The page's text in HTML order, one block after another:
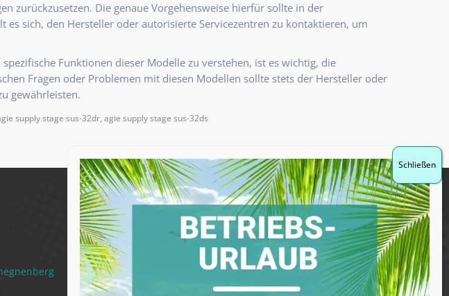
zurückzusetzen. Die genaue Vorgehensweise hierfür sollte in der
es sich, den Hersteller oder autorisierte Servicezentren zu kontaktieren, um
Funktionen dieser Modelle zu verstehen, ist es wichtig, die
Fragen oder Problemen mit diesen Modellen sollte stets der Hersteller oder
gewährleisten.
supply stage sus-32dr, agie supply stage sus-32ds